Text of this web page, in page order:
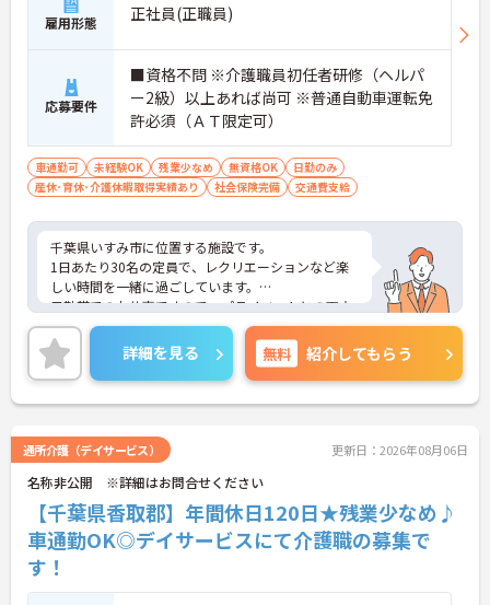
雇用形態 正社員(正職員)
応募要件
■資格不問 ※介護職員初任者研修（ヘルパ
ー2級）以上あれば尚可 ※普通自動車運転免
許必須（ＡＴ限定可）
車通勤可 未経験OK 残業少なめ 無資格OK
日勤のみ
産休･育休･介護休暇取得実績あり
社会保険完備 交通費支給
千葉県いすみ市に位置する施設です。
1日あたり30名の定員で、レクリエーションなど楽
しい時間を一緒に過ごしています。
日勤帯でのお仕事ですので、プライベートとの両立
もしやすいです。
ご興味ある方には、面接対策ポイントなど、さらに
詳細をお話しいたしますのでお気軽にご相談くださ
い！
詳細を見る 無料 紹介してもらう
通所介護（デイサービス） 更新日：2026年08月06日
名称非公開 ※詳細はお問合せください
【千葉県香取郡】年間休日120日★残業少なめ♪
車通勤OK◎デイサービスにて介護職の募集で
す！